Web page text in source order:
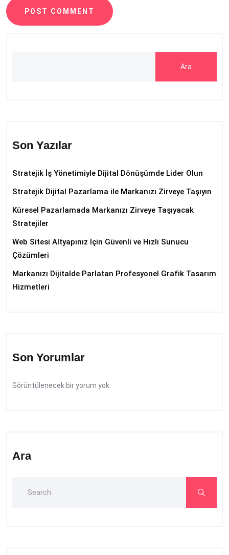
POST COMMENT
Ara
Son Yazılar
Stratejik İş Yönetimiyle Dijital Dönüşümde Lider Olun
Stratejik Dijital Pazarlama ile Markanızı Zirveye Taşıyın
Küresel Pazarlamada Markanızı Zirveye Taşıyacak
Stratejiler
Web Sitesi Altyapınız İçin Güvenli ve Hızlı Sunucu
Çözümleri
Markanızı Dijitalde Parlatan Profesyonel Grafik Tasarım
Hizmetleri
Son Yorumlar
Görüntülenecek bir yorum yok.
Ara